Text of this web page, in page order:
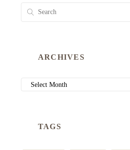
ARCHIVES
ARCHIVES
TAGS